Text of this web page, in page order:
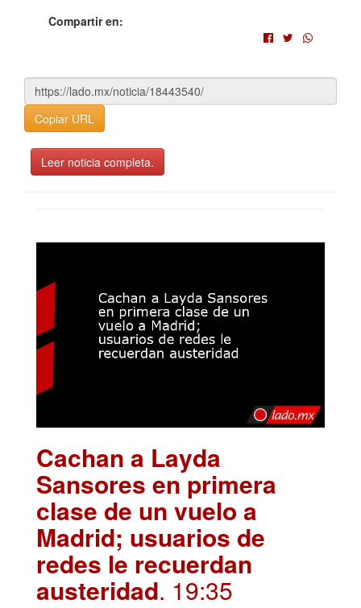
Compartir en:
Copiar URL
Leer noticia completa.
Cachan a Layda
Sansores en primera
clase de un vuelo a
Madrid; usuarios de
redes le recuerdan
austeridad. 19:35